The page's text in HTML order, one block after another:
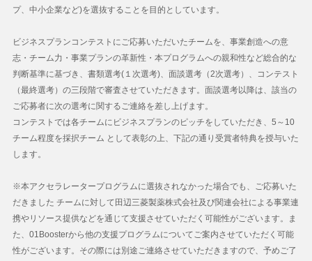
プ、中小企業など)を選抜することを目的としています。
ビジネスプランコンテストにご応募いただいたチームを、事業創造への意
志・チーム力・事業プランの革新性・本プログラムへの親和性など総合的な
判断基準に基づき、書類選考(１次選考)、面談選考（2次選考）、コンテスト
（最終選考）の三段階で審査させていただきます。面談選考以降は、該当の
ご応募者に次の選考に関するご連絡を差し上げます。
コンテストでは各チームにビジネスプランのピッチをしていただき、5～10
チーム程度を採択チーム として表彰の上、下記の通り受賞者特典を授与いた
します。
※本アクセラレータープログラムに選抜されなかった場合でも、ご応募いた
だきました チームに対して田辺三菱製薬株式会社及び関連会社による事業連
携やリソース提供などを通じて支援させていただく可能性がございます。ま
た、01Boosterから他の支援プログラムについてご案内させていただく可能
性がございます。その際には別途ご連絡させていただきますので、予めご了